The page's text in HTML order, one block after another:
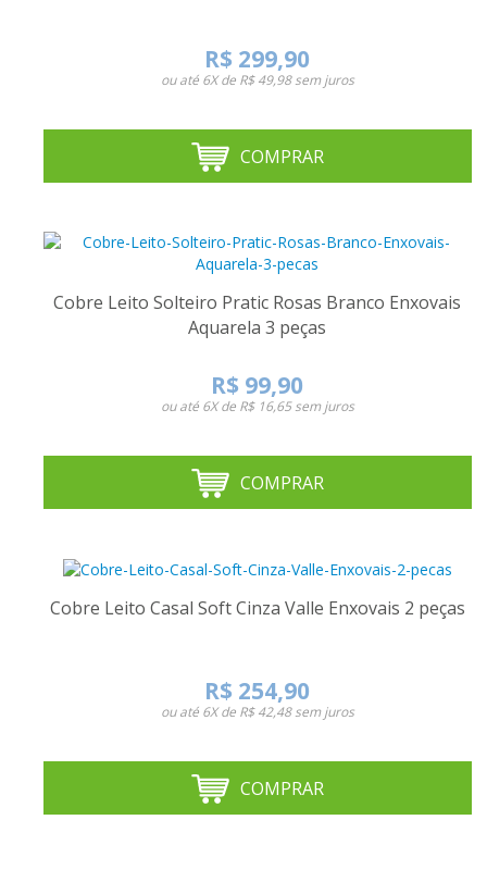
R$ 299,90
ou até6X de R$ 49,98sem juros
COMPRAR
Cobre Leito Solteiro Pratic Rosas Branco Enxovais
Aquarela 3 peças
R$ 99,90
ou até6X de R$ 16,65sem juros
COMPRAR
Cobre Leito Casal Soft Cinza Valle Enxovais 2 peças
R$ 254,90
ou até6X de R$ 42,48sem juros
COMPRAR